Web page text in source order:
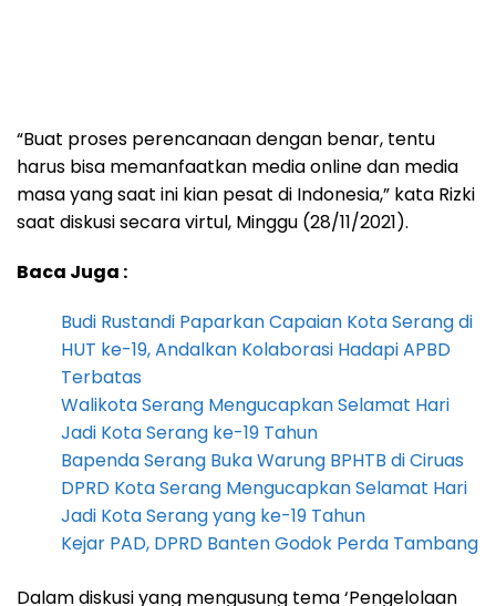
“Buat proses perencanaan dengan benar, tentu
harus bisa memanfaatkan media online dan media
masa yang saat ini kian pesat di Indonesia,” kata Rizki
saat diskusi secara virtul, Minggu (28/11/2021).
Baca Juga :
Budi Rustandi Paparkan Capaian Kota Serang di
HUT ke-19, Andalkan Kolaborasi Hadapi APBD
Terbatas
Walikota Serang Mengucapkan Selamat Hari
Jadi Kota Serang ke-19 Tahun
Bapenda Serang Buka Warung BPHTB di Ciruas
DPRD Kota Serang Mengucapkan Selamat Hari
Jadi Kota Serang yang ke-19 Tahun
Kejar PAD, DPRD Banten Godok Perda Tambang
Dalam diskusi yang mengusung tema ‘Pengelolaan